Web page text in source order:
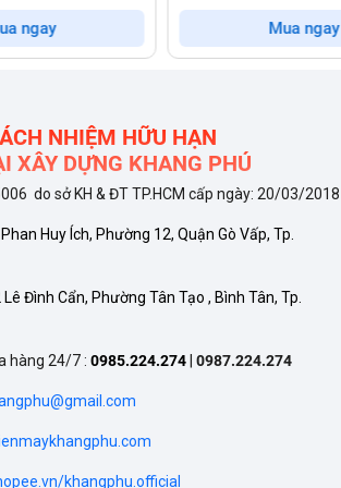
hộp vuông vức, nắp mở phẳng với tay
gia đình đến khu vực chế biến thực
– lạnh sâu, bền bỉ
tủ đông phổ thông, Alaska BCD-
phẩm được cấp đông nhanh chóng,
gas R600a – một loại gas thế hệ mới,
suất tủ chỉ 130W, tiêu hao điện trung
ngay Mua ngay
NHIỆM HỮU HẠN
XÂY DỰNG KHANG PHÚ
do sở KH & ĐT TP.HCM cấp ngày: 20/03/2018
Huy Ích, Phường 12, Quận Gò Vấp, Tp.
Đình Cẩn, Phường Tân Tạo , Bình Tân, Tp.
hàng 24/7 : 0985.224.274 0987.224.274
khangphu.official